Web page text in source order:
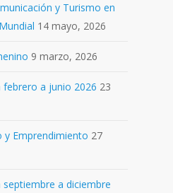
y Turismo en
14 mayo, 2026
9 marzo, 2026
a junio 2026 23
y Emprendimiento 27
a diciembre